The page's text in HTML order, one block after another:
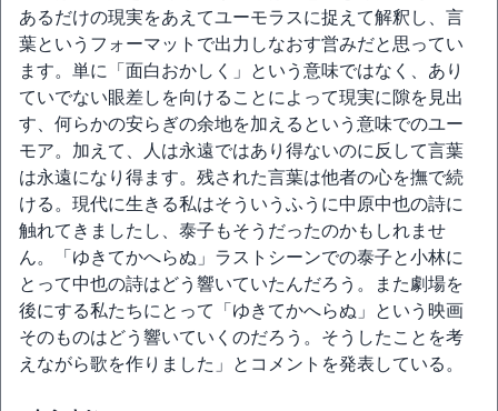
あるだけの現実をあえてユーモラスに捉えて解釈し、言
葉というフォーマットで出力しなおす営みだと思ってい
ます。単に「面白おかしく」という意味ではなく、あり
ていでない眼差しを向けることによって現実に隙を見出
す、何らかの安らぎの余地を加えるという意味でのユー
モア。加えて、人は永遠ではあり得ないのに反して言葉
は永遠になり得ます。残された言葉は他者の心を撫で続
ける。現代に生きる私はそういうふうに中原中也の詩に
触れてきましたし、泰子もそうだったのかもしれませ
ん。「ゆきてかへらぬ」ラストシーンでの泰子と小林に
とって中也の詩はどう響いていたんだろう。また劇場を
後にする私たちにとって「ゆきてかへらぬ」という映画
そのものはどう響いていくのだろう。そうしたことを考
えながら歌を作りました」とコメントを発表している。